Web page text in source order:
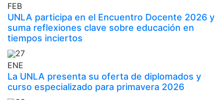
FEB
UNLA participa en el Encuentro Docente 2026 y
suma reflexiones clave sobre educación en
tiempos inciertos
27
ENE
La UNLA presenta su oferta de diplomados y
curso especializado para primavera 2026